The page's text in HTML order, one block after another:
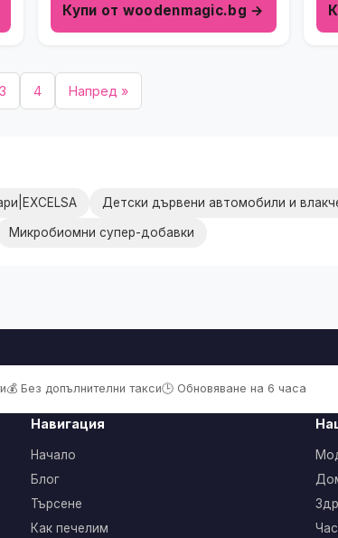
Купи от woodenmagic.bg →
3 4 Напред »
Детски дървени автомобили и
Микробиомни супер-добавки
💰 Без допълнителни такси🕒 Обновяване на 6 часа
Навигация
Начало
Блог
Търсене
Как печелим